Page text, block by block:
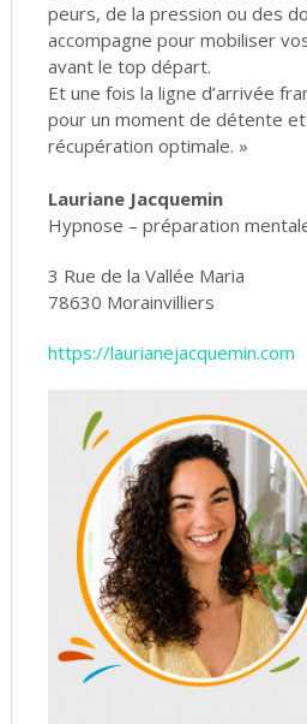
peurs, de la pression ou des
accompagne pour mobiliser
avant le top départ.
Et une fois la ligne d’arrivée
pour un moment de détente
récupération optimale. »
Lauriane Jacquemin
Hypnose – préparation
3 Rue de la Vallée Maria
78630 Morainvilliers
https://laurianejacquemin.com